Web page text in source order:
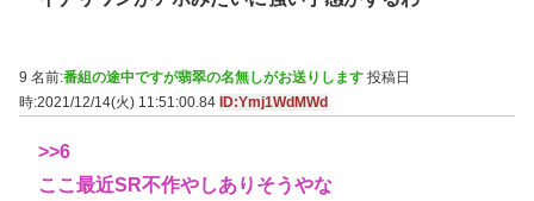
9 名前:番組の途中ですが翡翠の名無しがお送りします 投稿日
時:2021/12/14(火) 11:51:00.84 ID:Ymj1WdMWd
>>6
ここ最近SR不作やしありそうやな